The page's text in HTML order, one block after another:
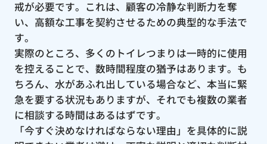
戒が必要です。これは、顧客の冷静な判断力を奪
い、高額な工事を契約させるための典型的な手法で
す。
実際のところ、多くのトイレつまりは一時的に使用
を控えることで、数時間程度の猶予はあります。も
ちろん、水があふれ出している場合など、本当に緊
急を要する状況もありますが、それでも複数の業者
に相談する時間はあるはずです。
「今すぐ決めなければならない理由」を具体的に説